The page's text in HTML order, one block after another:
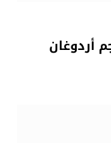
أردوغان